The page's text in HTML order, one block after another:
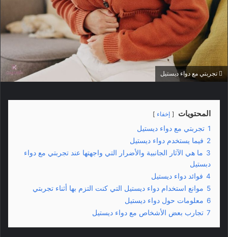
د
ا
ل
ك
و
تجربتي مع دواء ديستيل
المحتويات إخفاء
1 تجربتي مع دواء ديستيل
2 فيما يستخدم دواء ديستيل
3 ما هي الآثار الجانبية والأضرار التي واجهتها عند تجربتي مع دواء
دبستيل
4 فوائد دواء ديستيل
5 موانع استخدام دواء ديستيل التي كنت التزم بها أثناء تجربتي
6 معلومات حول دواء ديستيل
7 تجارب بعض الأشخاص مع دواء ديستيل